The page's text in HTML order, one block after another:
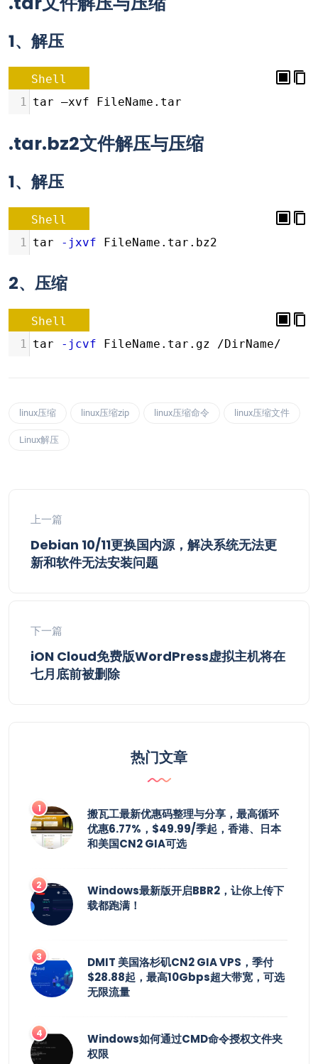
1、解压
Shell
1 tar –xvf FileName.tar
.tar.bz2文件解压与压缩
1、解压
Shell
1 tar -jxvf FileName.tar.bz2
2、压缩
Shell
1 tar -jcvf FileName.tar.gz /DirName/
linux压缩 linux压缩zip linux压缩命令 linux压缩文件
Linux解压
上一篇
Debian 10/11更换国内源，解决系统无法更
新和软件无法安装问题
下一篇
iON Cloud免费版WordPress虚拟主机将在
七月底前被删除
热门文章
搬瓦工最新优惠码整理与分享，最高循环
优惠6.77%，$49.99/季起，香港、日本
和美国CN2 GIA可选
Windows最新版开启BBR2，让你上传下
载都跑满！
DMIT 美国洛杉矶CN2 GIA VPS，季付
$28.88起，最高10Gbps超大带宽，可选
无限流量
Windows如何通过CMD命令授权文件夹
权限